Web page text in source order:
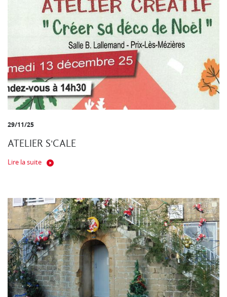
29/11/25
ATELIER S'CALE
Lire la suite